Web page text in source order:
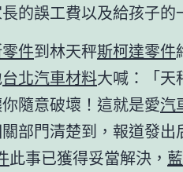
的誤工費以及給孩子的
件到林天秤斯柯達零件
台北汽車材料大喊：「天
隨意破壞！這就是愛汽
部門清楚到，報道發出
此事已獲得妥當解決，